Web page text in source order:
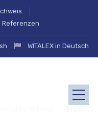
Referenzen
WITALEX in Deutsch
by Witalex